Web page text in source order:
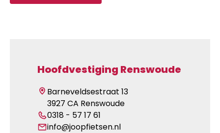
Hoofdvestiging Renswoude
Barneveldsestraat 13
3927 CA Renswoude
0318 - 57 17 61
info@joopfietsen.nl